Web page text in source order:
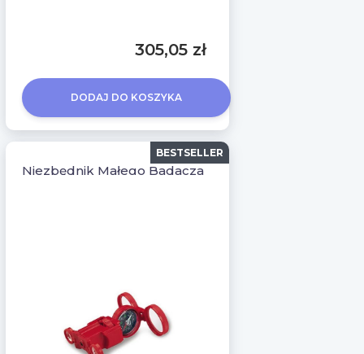
305,05 zł
DODAJ DO KOSZYKA
Niezbędnik Małego Badacza
BESTSELLER